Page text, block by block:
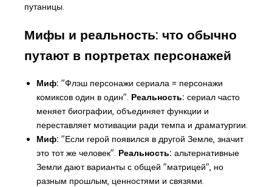
путаницы.
Мифы и реальность: что обычно
путают в портретах персонажей
Миф: "Флэш персонажи сериала = персонажи
комиксов один в один". Реальность: сериал часто
меняет биографии, объединяет функции и
переставляет мотивации ради темпа и драматургии.
Миф: "Если герой появился в другой Земле, значит
это тот же человек". Реальность: альтернативные
Земли дают варианты с общей "матрицей", но
разным прошлым, ценностями и связями.